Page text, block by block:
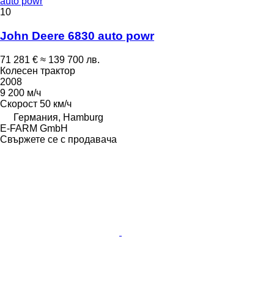
10
John Deere 6830 auto powr
71 281 € ≈ 139 700 лв.
Колесен трактор
2008
9 200 м/ч
Скорост 50 км/ч
Германия, Hamburg
E-FARM GmbH
Свържете се с продавача